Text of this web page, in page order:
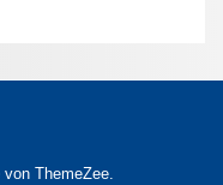
ThemeZee.